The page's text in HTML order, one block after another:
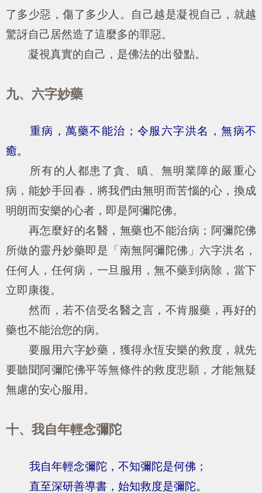
了多少惡，傷了多少人。自己越是凝視自己，就越
驚訝自己居然造了這麼多的罪惡。
凝視真實的自己，是佛法的出發點。
九、六字妙藥
重病，萬藥不能治；令服六字洪名，無病不
癒。
所有的人都患了貪、瞋、無明業障的嚴重心
病，能妙手回春，將我們由無明而苦惱的心，換成
明朗而安樂的心者，即是阿彌陀佛。
再怎麼好的名醫，無藥也不能治病；阿彌陀佛
所做的靈丹妙藥即是「南無阿彌陀佛」六字洪名，
任何人，任何病，一旦服用，無不藥到病除，當下
立即康復。
然而，若不信受名醫之言，不肯服藥，再好的
藥也不能治您的病。
要服用六字妙藥，獲得永恆安樂的救度，就先
要聽聞阿彌陀佛平等無條件的救度悲願，才能無疑
無慮的安心服用。
十、我自年輕念彌陀
我自年輕念彌陀，不知彌陀是何佛；
直至深研善導書，始知救度是彌陀。